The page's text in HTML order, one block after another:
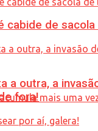
cabide de sacola
a outra, a
fora!